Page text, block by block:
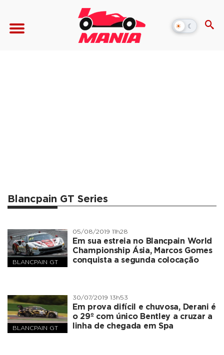
☀ ☾
Alternar
modo
Blancpain GT Series
BLANCPAIN GT
05/08/2019 11h28
Em sua estreia no Blancpain World
Championship Ásia, Marcos Gomes
conquista a segunda colocação
BLANCPAIN GT
30/07/2019 13h53
Em prova difícil e chuvosa, Derani é
o 29º com único Bentley a cruzar a
linha de chegada em Spa